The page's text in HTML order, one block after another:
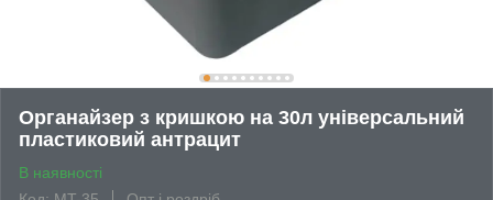
Органайзер з кришкою на 30л універсальний
пластиковий антрацит
В наявності